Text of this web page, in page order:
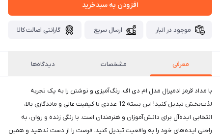
افزودن به سبدخرید
موجود در انبار ارسال سریع گارانتی اصالت کالا
معرفی مشخصات دیدگاه‌ها
با مداد قرمز ادمیرال مدل ام دی اف، رنگ‌آمیزی و نوشتن را به یک تجربه
لذت‌بخش تبدیل کنید! این بسته 12 عددی با کیفیت عالی و ماندگاری بالا،
انتخابی ایده‌آل برای دانش‌آموزان و هنرمندان است. با رنگی زنده و روان، به
راحتی ایده‌های خود را به واقعیت تبدیل کنید. فرصت را از دست ندهید و همین